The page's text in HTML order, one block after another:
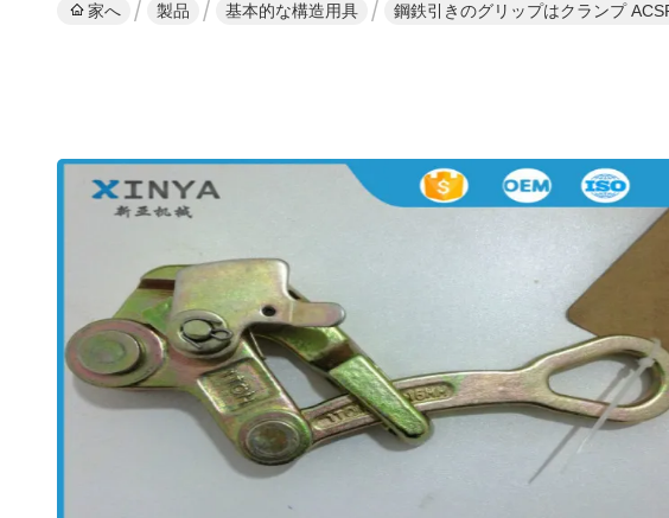
家へ 製品 基本的な構造用具 鋼鉄引きのグリップはクランプ